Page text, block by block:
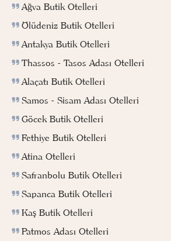
Ağva Butik Otelleri
Ölüdeniz Butik Otelleri
Antakya Butik Otelleri
Thassos - Tasos Adası Otelleri
Alaçatı Butik Otelleri
Samos - Sisam Adası Otelleri
Göcek Butik Otelleri
Fethiye Butik Otelleri
Atina Otelleri
Safranbolu Butik Otelleri
Sapanca Butik Otelleri
Kaş Butik Otelleri
Patmos Adası Otelleri